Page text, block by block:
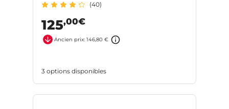
(40)
125,00€
Ancien prix: 146,80 €
3 options disponibles